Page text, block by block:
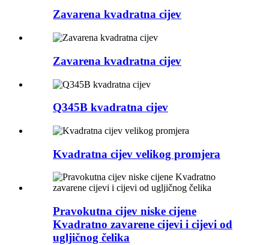
Zavarena kvadratna cijev
Zavarena kvadratna cijev
Q345B kvadratna cijev
Kvadratna cijev velikog promjera
Pravokutna cijev niske cijene
Kvadratno zavarene cijevi i cijevi od
ugljičnog čelika